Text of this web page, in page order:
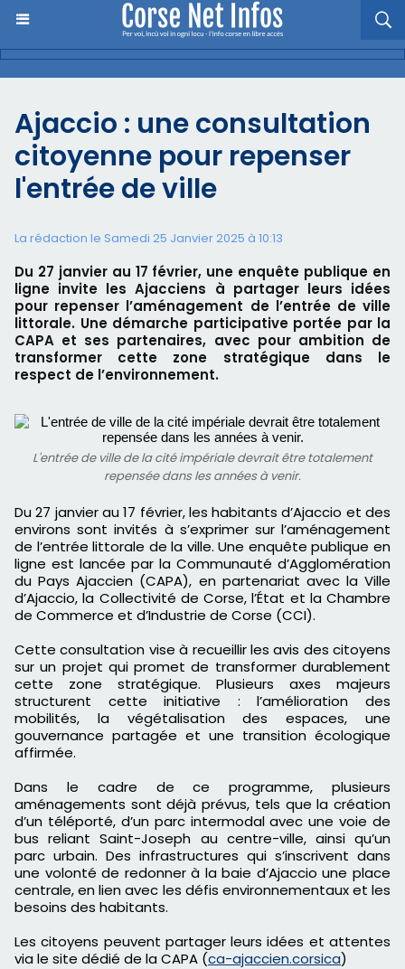
Ajaccio : une consultation
citoyenne pour repenser
l'entrée de ville
La rédaction le Samedi 25 Janvier 2025 à 10:13
Du 27 janvier au 17 février, une enquête publique en
ligne invite les Ajacciens à partager leurs idées
pour repenser l’aménagement de l’entrée de ville
littorale. Une démarche participative portée par la
CAPA et ses partenaires, avec pour ambition de
transformer cette zone stratégique dans le
respect de l’environnement.
L'entrée de ville de la cité impériale devrait être totalement
repensée dans les années à venir.
Du 27 janvier au 17 février, les habitants d’Ajaccio et des
environs sont invités à s’exprimer sur l’aménagement
de l’entrée littorale de la ville. Une enquête publique en
ligne est lancée par la Communauté d’Agglomération
du Pays Ajaccien (CAPA), en partenariat avec la Ville
d’Ajaccio, la Collectivité de Corse, l’État et la Chambre
de Commerce et d’Industrie de Corse (CCI).
Cette consultation vise à recueillir les avis des citoyens
sur un projet qui promet de transformer durablement
cette zone stratégique. Plusieurs axes majeurs
structurent cette initiative : l’amélioration des
mobilités, la végétalisation des espaces, une
gouvernance partagée et une transition écologique
affirmée.
Dans le cadre de ce programme, plusieurs
aménagements sont déjà prévus, tels que la création
d’un téléporté, d’un parc intermodal avec une voie de
bus reliant Saint-Joseph au centre-ville, ainsi qu’un
parc urbain. Des infrastructures qui s’inscrivent dans
une volonté de redonner à la baie d’Ajaccio une place
centrale, en lien avec les défis environnementaux et les
besoins des habitants.
Les citoyens peuvent partager leurs idées et attentes
via le site dédié de la CAPA (ca-ajaccien.corsica)